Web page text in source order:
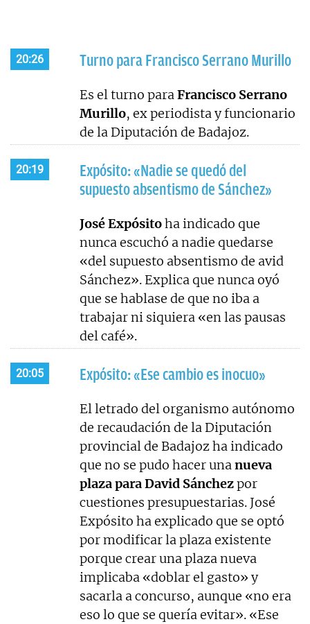
20:26 Turno para Francisco Serrano Murillo
Es el turno paraFrancisco Serrano
Murillo, ex periodista y funcionario
de la Diputación de Badajoz.
20:19
Expósito: «Nadie se quedó del
supuesto absentismo de Sánchez»
José Expósitoha indicado que
nunca escuchó a nadie quedarse
«del supuesto absentismo de avid
Sánchez». Explica que nunca oyó
que se hablase de que no iba a
trabajar ni siquiera «en las pausas
del café».
20:05 Expósito: «Ese cambio es inocuo»
El letrado del organismo autónomo
de recaudación de la Diputación
provincial de Badajoz ha indicado
que no se pudo hacer unanueva
plaza para David Sánchezpor
cuestiones presupuestarias. José
Expósito ha explicado que se optó
por modificar la plaza existente
porque crear una plaza nueva
implicaba «doblar el gasto» y
sacarla a concurso, aunque «no era
eso lo que se quería evitar». «Ese